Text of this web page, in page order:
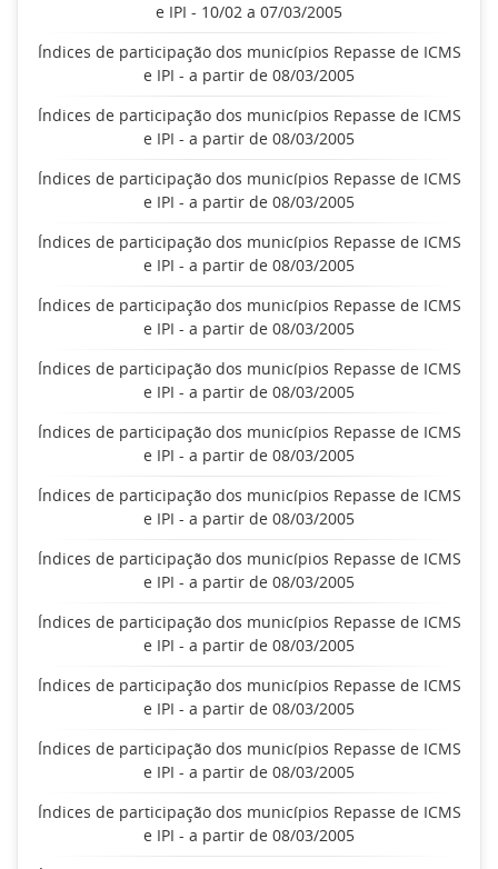
e IPI - 10/02 a 07/03/2005
Índices de participação dos municípios Repasse de ICMS
e IPI - a partir de 08/03/2005
Índices de participação dos municípios Repasse de ICMS
e IPI - a partir de 08/03/2005
Índices de participação dos municípios Repasse de ICMS
e IPI - a partir de 08/03/2005
Índices de participação dos municípios Repasse de ICMS
e IPI - a partir de 08/03/2005
Índices de participação dos municípios Repasse de ICMS
e IPI - a partir de 08/03/2005
Índices de participação dos municípios Repasse de ICMS
e IPI - a partir de 08/03/2005
Índices de participação dos municípios Repasse de ICMS
e IPI - a partir de 08/03/2005
Índices de participação dos municípios Repasse de ICMS
e IPI - a partir de 08/03/2005
Índices de participação dos municípios Repasse de ICMS
e IPI - a partir de 08/03/2005
Índices de participação dos municípios Repasse de ICMS
e IPI - a partir de 08/03/2005
Índices de participação dos municípios Repasse de ICMS
e IPI - a partir de 08/03/2005
Índices de participação dos municípios Repasse de ICMS
e IPI - a partir de 08/03/2005
Índices de participação dos municípios Repasse de ICMS
e IPI - a partir de 08/03/2005